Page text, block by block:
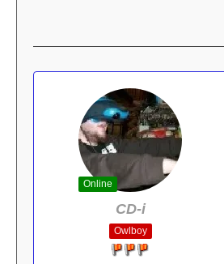
Online
CD-i
Owlboy